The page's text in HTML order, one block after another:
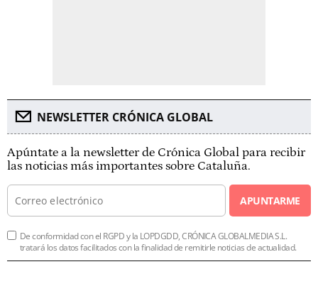
NEWSLETTER CRÓNICA GLOBAL
Apúntate a la newsletter de Crónica Global para recibir
las noticias más importantes sobre Cataluña.
APUNTARME
De conformidad con el RGPD y la LOPDGDD, CRÓNICA GLOBALMEDIA S.L.
tratará los datos facilitados con la finalidad de remitirle noticias de actualidad.